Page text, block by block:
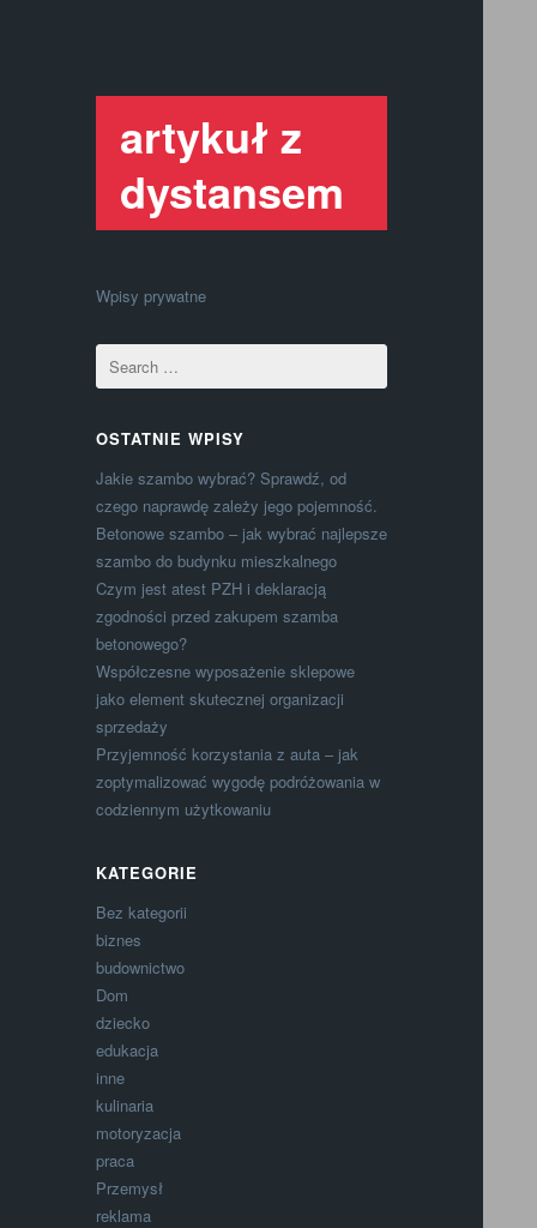
artykuł z
dystansem
Wpisy prywatne
OSTATNIE WPISY
Jakie szambo wybrać? Sprawdź, od
czego naprawdę zależy jego pojemność.
Betonowe szambo – jak wybrać najlepsze
szambo do budynku mieszkalnego
Czym jest atest PZH i deklaracją
zgodności przed zakupem szamba
betonowego?
Współczesne wyposażenie sklepowe
jako element skutecznej organizacji
sprzedaży
Przyjemność korzystania z auta – jak
zoptymalizować wygodę podróżowania w
codziennym użytkowaniu
KATEGORIE
Bez kategorii
biznes
budownictwo
Dom
dziecko
edukacja
inne
kulinaria
motoryzacja
praca
Przemysł
reklama